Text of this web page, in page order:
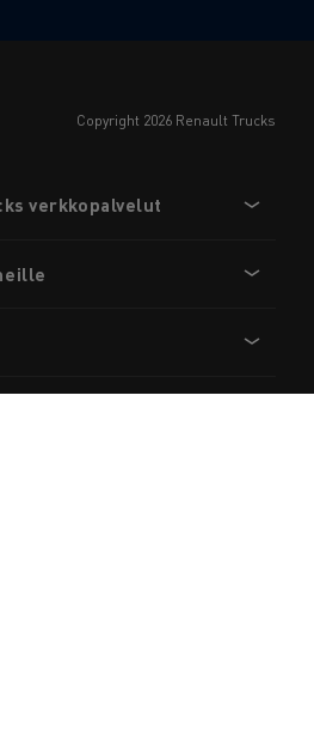
copyright 2026 Renault Trucks
verkkopalvelut